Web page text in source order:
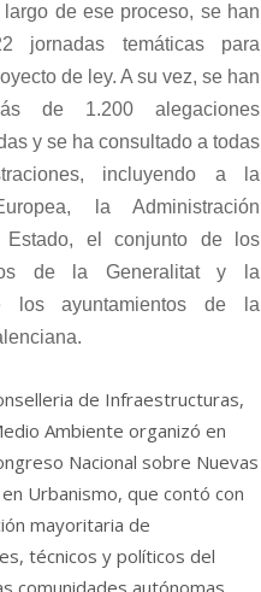
de ese proceso, se han
jornadas temáticas para
de ley. A su vez, se han
de 1.200 alegaciones
y se ha consultado a todas
incluyendo a la
la Administración
Estado, el conjunto de los
de la Generalitat y la
los ayuntamientos de la
de Infraestructuras,
Ambiente organizó en
Nacional sobre Nuevas
Urbanismo, que contó con
mayoritaria de
técnicos y políticos del
comunidades autónomas,